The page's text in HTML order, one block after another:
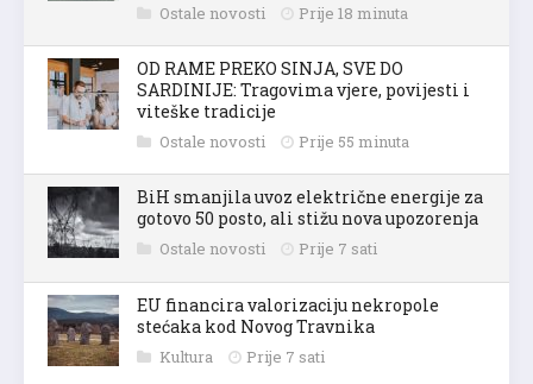
Ostale novosti Prije 18 minuta
OD RAME PREKO SINJA, SVE DO
SARDINIJE: Tragovima vjere, povijesti i
viteške tradicije
Ostale novosti Prije 55 minuta
BiH smanjila uvoz električne energije za
gotovo 50 posto, ali stižu nova upozorenja
Ostale novosti Prije 7 sati
EU financira valorizaciju nekropole
stećaka kod Novog Travnika
Kultura Prije 7 sati